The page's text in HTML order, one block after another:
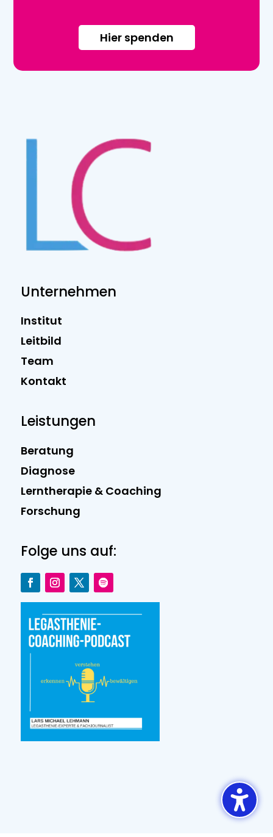
Hier spenden
Unternehmen
Institut
Leitbild
Team
Kontakt
Leistungen
Beratung
Diagnose
Lerntherapie & Coaching
Forschung
Folge uns auf: